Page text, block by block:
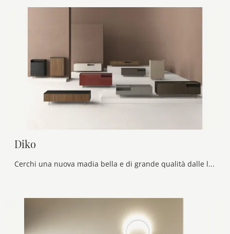
Diko
Cerchi una nuova madia bella e di grande qualità dalle linee moderne? Ecco a te il modello Diko di Alf Da Frè, realizzato in melaminico.